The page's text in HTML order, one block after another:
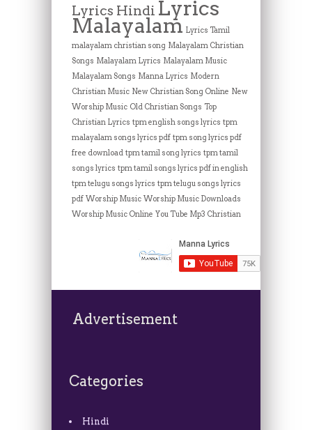
Lyrics Hindi Lyrics
Malayalam Lyrics Tamil
malayalam christian song Malayalam Christian
Songs Malayalam Lyrics Malayalam Music
Malayalam Songs Manna Lyrics Modern
Christian Music New Christian Song Online New
Worship Music Old Christian Songs Top
Christian Lyrics tpm english songs lyrics tpm
malayalam songs lyrics pdf tpm song lyrics pdf
free download tpm tamil song lyrics tpm tamil
songs lyrics tpm tamil songs lyrics pdf in english
tpm telugu songs lyrics tpm telugu songs lyrics
pdf Worship Music Worship Music Downloads
Worship Music Online You Tube Mp3 Christian
Advertisement
Categories
Hindi